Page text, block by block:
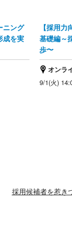
ニング
成を実
【採用
基礎編～
歩〜
オンラ
9/1(火)
採用候補者を惹き